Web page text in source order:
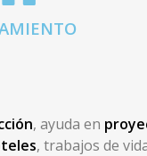
, ayuda en
, trabajos de